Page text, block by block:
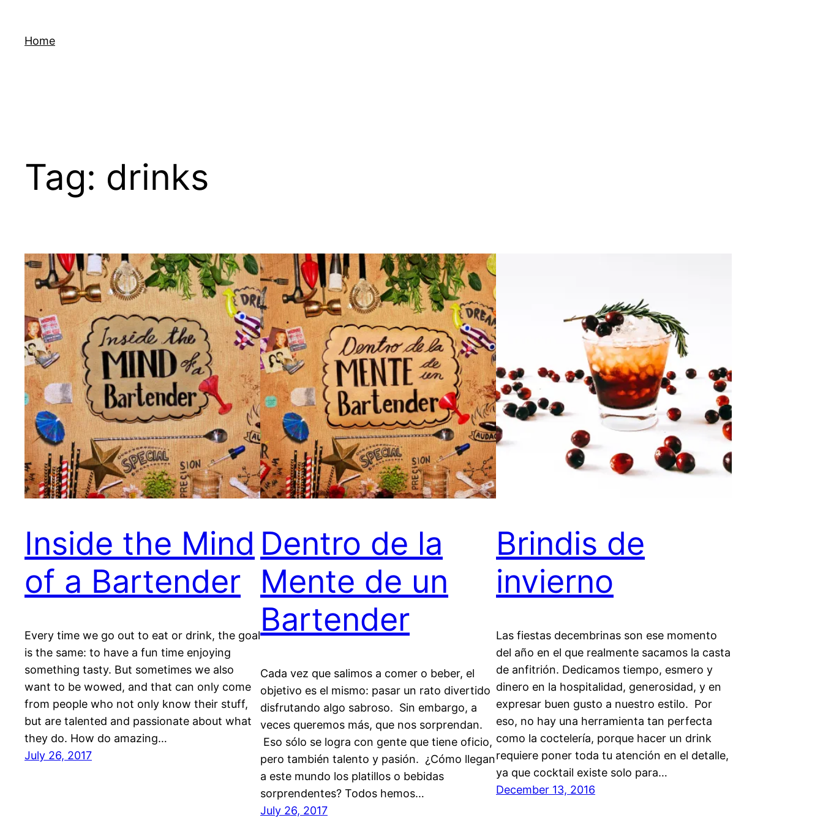
content
Home
Tag: drinks
Inside the Mind
of a Bartender
Every time we go out to eat or drink, the goal
is the same: to have a fun time enjoying
something tasty. But sometimes we also
want to be wowed, and that can only come
from people who not only know their stuff,
but are talented and passionate about what
they do. How do amazing…
July 26, 2017
Dentro de la
Mente de un
Bartender
Cada vez que salimos a comer o beber, el
objetivo es el mismo: pasar un rato divertido
disfrutando algo sabroso. Sin embargo, a
veces queremos más, que nos sorprendan.
Eso sólo se logra con gente que tiene oficio,
pero también talento y pasión. ¿Cómo llegan
a este mundo los platillos o bebidas
sorprendentes? Todos hemos…
July 26, 2017
Brindis de
invierno
Las fiestas decembrinas son ese momento
del año en el que realmente sacamos la casta
de anfitrión. Dedicamos tiempo, esmero y
dinero en la hospitalidad, generosidad, y en
expresar buen gusto a nuestro estilo. Por
eso, no hay una herramienta tan perfecta
como la coctelería, porque hacer un drink
requiere poner toda tu atención en el detalle,
ya que cocktail existe solo para…
December 13, 2016